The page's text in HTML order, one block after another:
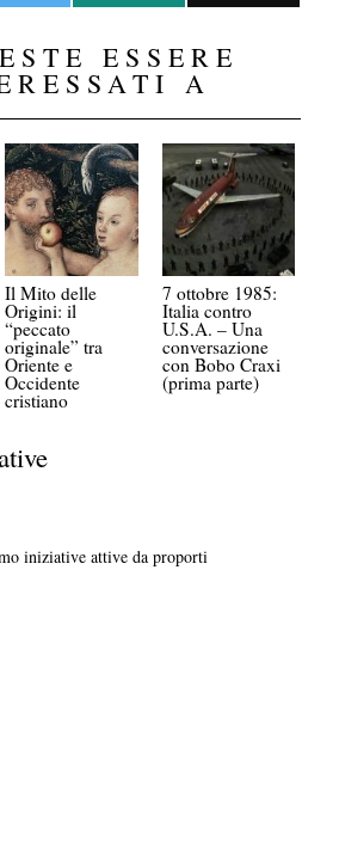
ESSERE
A
Il Mito delle
Origini: il
“peccato
originale” tra
Oriente e
Occidente
cristiano
7 ottobre 1985:
Italia contro
U.S.A. – Una
conversazione
con Bobo Craxi
(prima parte)
iniziative attive da proporti